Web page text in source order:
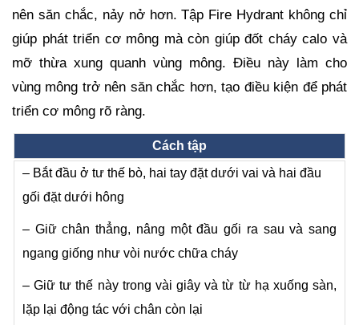
nên săn chắc, nảy nở hơn. Tập Fire Hydrant không chỉ
giúp phát triển cơ mông mà còn giúp đốt cháy calo và
mỡ thừa xung quanh vùng mông. Điều này làm cho
vùng mông trở nên săn chắc hơn, tạo điều kiện để phát
triển cơ mông rõ ràng.
Cách tập
– Bắt đầu ở tư thế bò, hai tay đặt dưới vai và hai đầu
gối đặt dưới hông
– Giữ chân thẳng, nâng một đầu gối ra sau và sang
ngang giống như vòi nước chữa cháy
– Giữ tư thế này trong vài giây và từ từ hạ xuống sàn,
lặp lại động tác với chân còn lại